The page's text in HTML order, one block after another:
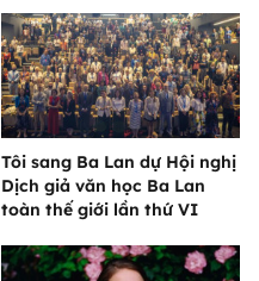
Tôi sang Ba Lan dự Hội nghị
Dịch giả văn học Ba Lan
toàn thế giới lần thứ VI